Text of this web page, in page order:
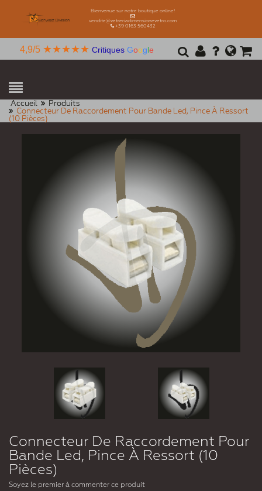
Bienvenue sur notre boutique online!
vendite@vetreriadimensionevetro.com
+39 0163 560432
4,9/5 ★★★★★ Critiques Google
Accueil
Produits
Connecteur De Raccordement Pour Bande Led, Pince À Ressort
(10 Pièces)
Connecteur De Raccordement Pour
Bande Led, Pince À Ressort (10
Pièces)
Soyez le premier à commenter ce produit